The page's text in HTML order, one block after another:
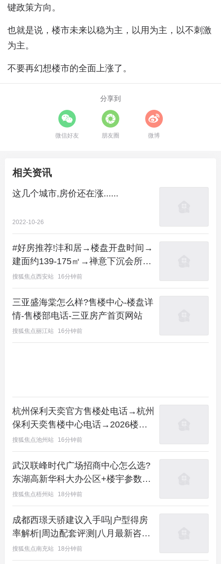
键政策方向。
也就是说，楼市未来以稳为主，以用为主，以不刺激
为主。
不要再幻想楼市的全面上涨了。
分享到
微信好友 朋友圈 微博
相关资讯
这几个城市,房价还在涨......
2022-10-26
#好房推荐!沣和居→楼盘开盘时间→
建面约139-175㎡→禅意下沉会所→
全龄景观园林
搜狐焦点西安站 16分钟前
三亚盛海棠怎么样?售楼中心-楼盘详
情-售楼部电话-三亚房产首页网站
搜狐焦点丽江站 16分钟前
杭州保利天奕官方售楼处电话→杭州
保利天奕售楼中心电话→2026楼盘
百科→楼盘网站→楼盘测评→售楼中
心电话→楼盘百科→24小时热线电
话
搜狐焦点池州站 16分钟前
武汉联峰时代广场招商中心怎么选?
东湖高新华科大办公区+楼宇参数与
办公成本解析
搜狐焦点梧州站 18分钟前
成都西璟天骄建议入手吗|户型得房
率解析|周边配套评测|八月最新咨询
电话
搜狐焦点南充站 18分钟前